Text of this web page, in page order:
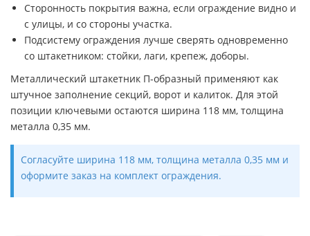
Сторонность покрытия важна, если ограждение видно и
с улицы, и со стороны участка.
Подсистему ограждения лучше сверять одновременно
со штакетником: стойки, лаги, крепеж, доборы.
Металлический штакетник П-образный применяют как
штучное заполнение секций, ворот и калиток. Для этой
позиции ключевыми остаются ширина 118 мм, толщина
металла 0,35 мм.
Согласуйте ширина 118 мм, толщина металла 0,35 мм и
оформите заказ на комплект ограждения.